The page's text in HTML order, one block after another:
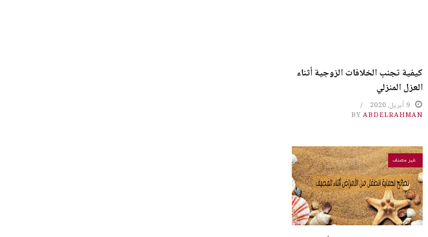
كيفية تجنب الخلافات الزوجية أثناء
العزل المنزلي
9 أبريل، 2020
BYABDELRAHMAN
غير مصنف